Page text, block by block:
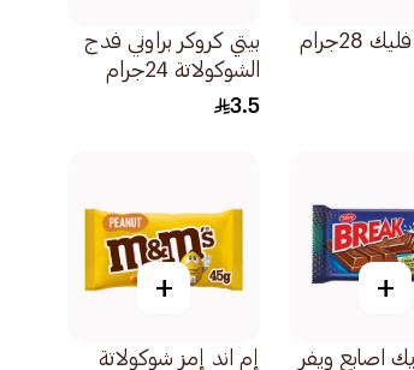
28جرام
بيتي كروكر براوني فدج
الشوكولاتة 24جرام
3.5
+
اصابع ويفر
+
إم اند إمز شوكولاتة